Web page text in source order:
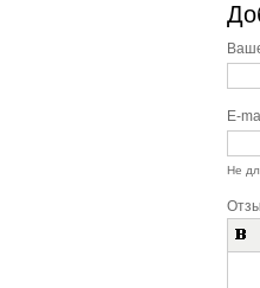
E-
Не